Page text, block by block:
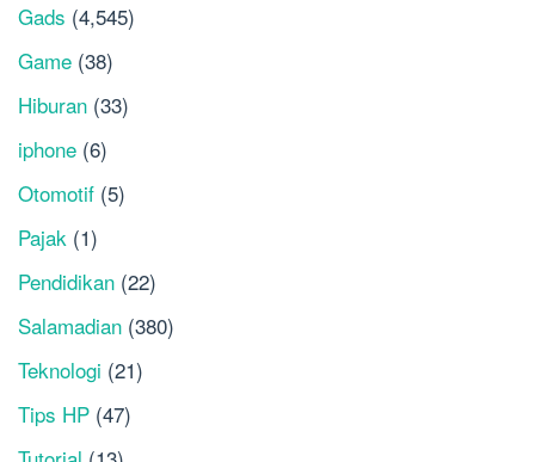
Gads (4,545)
Game (38)
Hiburan (33)
iphone (6)
Otomotif (5)
Pajak (1)
Pendidikan (22)
Salamadian (380)
Teknologi (21)
Tips HP (47)